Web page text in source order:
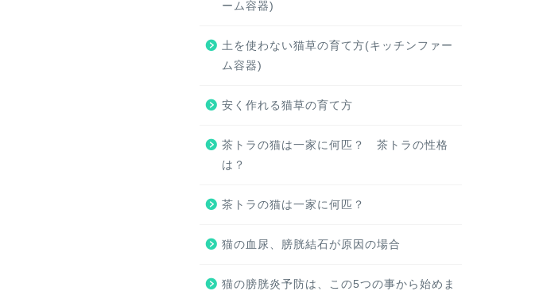
ーム容器)
土を使わない猫草の育て方(キッチンファー
ム容器)
安く作れる猫草の育て方
茶トラの猫は一家に何匹？ 茶トラの性格
は？
茶トラの猫は一家に何匹？
猫の血尿、膀胱結石が原因の場合
猫の膀胱炎予防は、この5つの事から始めま